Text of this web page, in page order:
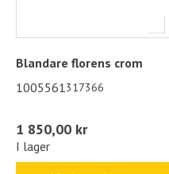
Blandare florens crom
1005561317366
1 850,00 kr
I lager